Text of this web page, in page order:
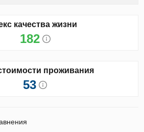
качества жизни
182
проживания
53